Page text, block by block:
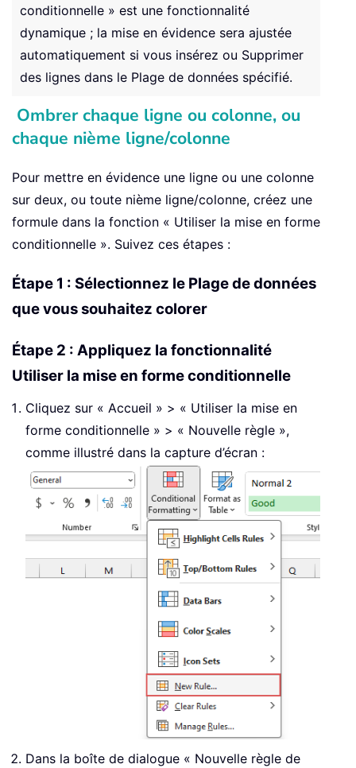
conditionnelle » est une fonctionnalité
dynamique ; la mise en évidence sera ajustée
automatiquement si vous insérez ou Supprimer
des lignes dans le Plage de données spécifié.
Ombrer chaque ligne ou colonne, ou
chaque nième ligne/colonne
Pour mettre en évidence une ligne ou une colonne
sur deux, ou toute nième ligne/colonne, créez une
formule dans la fonction « Utiliser la mise en forme
conditionnelle ». Suivez ces étapes :
Étape 1 : Sélectionnez le Plage de données
que vous souhaitez colorer
Étape 2 : Appliquez la fonctionnalité
Utiliser la mise en forme conditionnelle
Cliquez sur « Accueil » > « Utiliser la mise en
forme conditionnelle » > « Nouvelle règle »,
comme illustré dans la capture d’écran :
Dans la boîte de dialogue « Nouvelle règle de